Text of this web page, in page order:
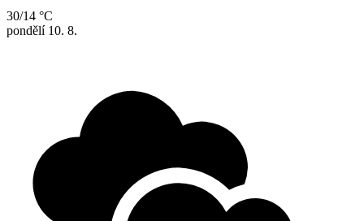
30/14 °C
pondělí 10. 8.